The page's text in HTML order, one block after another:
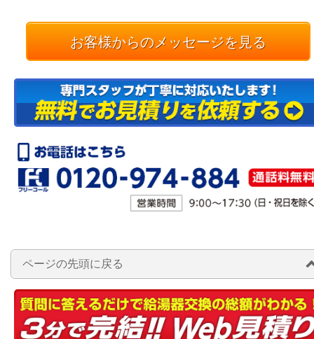
お客様からのメッセージを見る
ページの先頭に戻る